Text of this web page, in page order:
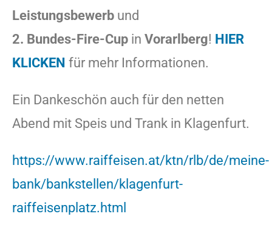
Leistungsbewerb und
2. Bundes-Fire-Cup in Vorarlberg! HIER
KLICKEN für mehr Informationen.
Ein Dankeschön auch für den netten
Abend mit Speis und Trank in Klagenfurt.
https://www.raiffeisen.at/ktn/rlb/de/meine-
bank/bankstellen/klagenfurt-
raiffeisenplatz.html